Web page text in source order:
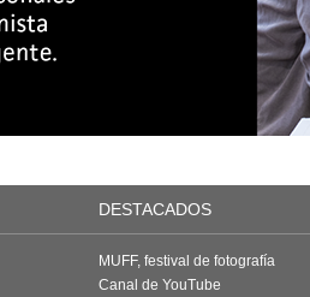
DESTACADOS
MUFF, festival de fotografía
Canal de YouTube